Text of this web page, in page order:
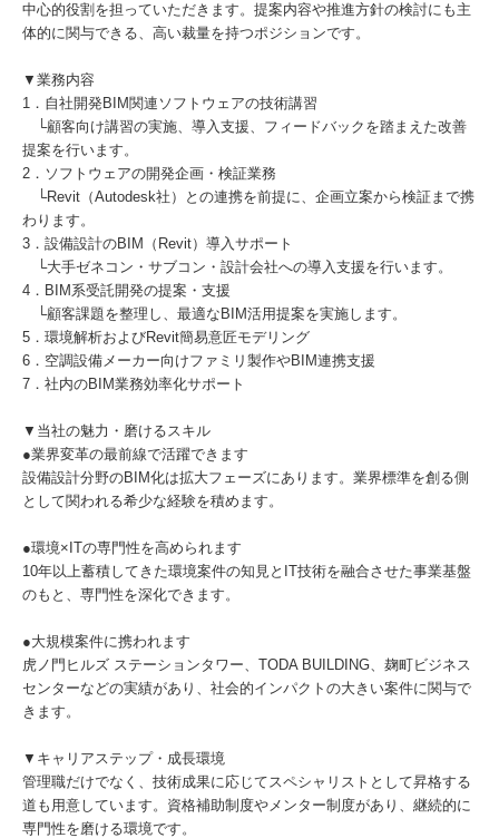
中心的役割を担っていただきます。提案内容や推進方針の検討にも主
体的に関与できる、高い裁量を持つポジションです。
▼業務内容
1．自社開発BIM関連ソフトウェアの技術講習
└顧客向け講習の実施、導入支援、フィードバックを踏まえた改善
提案を行います。
2．ソフトウェアの開発企画・検証業務
└Revit（Autodesk社）との連携を前提に、企画立案から検証まで携
わります。
3．設備設計のBIM（Revit）導入サポート
└大手ゼネコン・サブコン・設計会社への導入支援を行います。
4．BIM系受託開発の提案・支援
└顧客課題を整理し、最適なBIM活用提案を実施します。
5．環境解析およびRevit簡易意匠モデリング
6．空調設備メーカー向けファミリ製作やBIM連携支援
7．社内のBIM業務効率化サポート
▼当社の魅力・磨けるスキル
●業界変革の最前線で活躍できます
設備設計分野のBIM化は拡大フェーズにあります。業界標準を創る側
として関われる希少な経験を積めます。
●環境×ITの専門性を高められます
10年以上蓄積してきた環境案件の知見とIT技術を融合させた事業基盤
のもと、専門性を深化できます。
●大規模案件に携われます
虎ノ門ヒルズ ステーションタワー、TODA BUILDING、麹町ビジネス
センターなどの実績があり、社会的インパクトの大きい案件に関与で
きます。
▼キャリアステップ・成長環境
管理職だけでなく、技術成果に応じてスペシャリストとして昇格する
道も用意しています。資格補助制度やメンター制度があり、継続的に
専門性を磨ける環境です。